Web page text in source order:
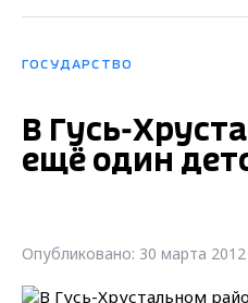
ГОСУДАРСТВО
В Гусь-
ещё один
Опубликовано: 30 марта